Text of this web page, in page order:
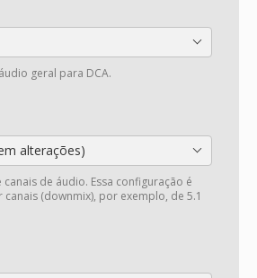
geral para DCA.
alterações)
de áudio. Essa configuração é
(downmix), por exemplo, de 5.1